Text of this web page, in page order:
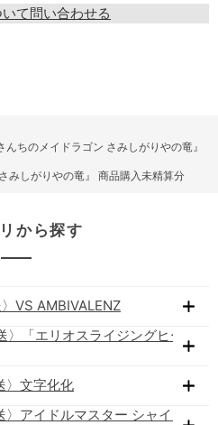
て問い合わせる
ちのメイドラゴン さみしがりやの竜』
みしがりやの竜』 商品購入未精算分
から探す
VS AMBIVALENZ
〉「エリオスライジングヒーロ
〉文字化化
〉アイドルマスター シャイニー